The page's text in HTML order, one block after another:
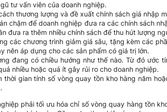
tư vấn viên của doanh nghiệp.
thương lượng và đề xuất chính sách giá nhập
chậm để doanh nghiệp đưa ra các chính sách
đưa ra thêm nhiều chính sách để thu hút lượng
các chương trình giảm giá sâu, tặng kèm các
nên áp dụng cho các sản phẩm có giá trị lớn.
đang có chiều hướng như thế nào. Từ đó ước
nhiều hoặc quá ít gây rủi ro cho doanh nghiệp.
thời gian tính số vòng quay tồn kho hàng năm
phải tối ưu hóa chỉ số vòng quay hàng tồn